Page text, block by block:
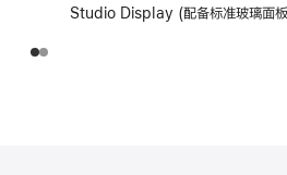
Studio Display (配备标准玻璃面